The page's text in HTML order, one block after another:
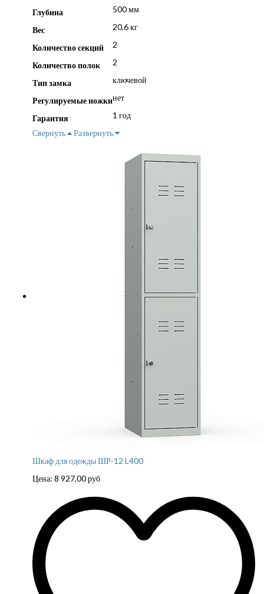
Глубина 500 мм
Вес 20,6 кг
Количество секций 2
Количество полок 2
Тип замка ключевой
Регулируемые ножкинет
Гарантия
1 год
Свернуть
Развернуть
Шкаф для одежды ШР-12 L400
Цена: 8 927,00руб